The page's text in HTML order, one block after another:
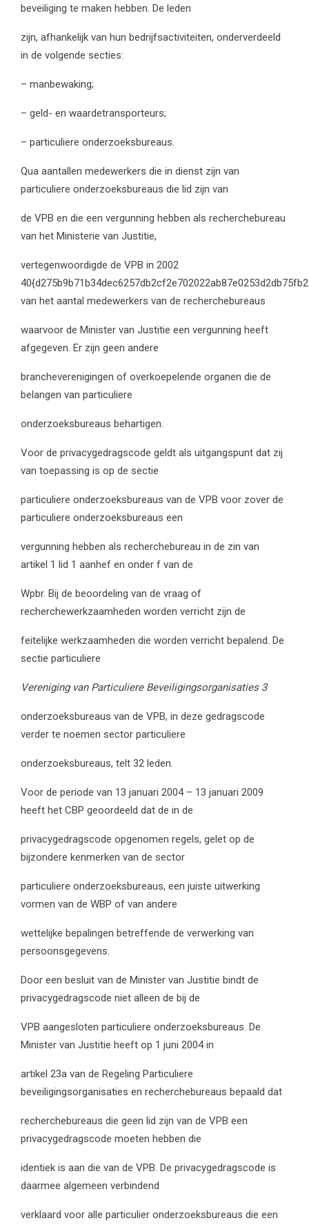
beveiliging te maken hebben. De leden
zijn, afhankelijk van hun bedrijfsactiviteiten, onderverdeeld
in de volgende secties:
– manbewaking;
– geld- en waardetransporteurs;
– particuliere onderzoeksbureaus.
Qua aantallen medewerkers die in dienst zijn van
particuliere onderzoeksbureaus die lid zijn van
de VPB en die een vergunning hebben als recherchebureau
van het Ministerie van Justitie,
vertegenwoordigde de VPB in 2002
van het aantal medewerkers van de recherchebureaus
waarvoor de Minister van Justitie een vergunning heeft
afgegeven. Er zijn geen andere
brancheverenigingen of overkoepelende organen die de
belangen van particuliere
onderzoeksbureaus behartigen.
Voor de privacygedragscode geldt als uitgangspunt dat zij
van toepassing is op de sectie
particuliere onderzoeksbureaus van de VPB voor zover de
particuliere onderzoeksbureaus een
vergunning hebben als recherchebureau in de zin van
artikel 1 lid 1 aanhef en onder f van de
Wpbr. Bij de beoordeling van de vraag of
recherchewerkzaamheden worden verricht zijn de
feitelijke werkzaamheden die worden verricht bepalend. De
sectie particuliere
Vereniging van Particuliere Beveiligingsorganisaties 3
onderzoeksbureaus van de VPB, in deze gedragscode
verder te noemen sector particuliere
onderzoeksbureaus, telt 32 leden.
Voor de periode van 13 januari 2004 – 13 januari 2009
heeft het CBP geoordeeld dat de in de
privacygedragscode opgenomen regels, gelet op de
bijzondere kenmerken van de sector
particuliere onderzoeksbureaus, een juiste uitwerking
vormen van de WBP of van andere
wettelijke bepalingen betreffende de verwerking van
persoonsgegevens.
Door een besluit van de Minister van Justitie bindt de
privacygedragscode niet alleen de bij de
VPB aangesloten particuliere onderzoeksbureaus. De
Minister van Justitie heeft op 1 juni 2004 in
artikel 23a van de Regeling Particuliere
beveiligingsorganisaties en recherchebureaus bepaald dat
recherchebureaus die geen lid zijn van de VPB een
privacygedragscode moeten hebben die
identiek is aan die van de VPB. De privacygedragscode is
daarmee algemeen verbindend
verklaard voor alle particulier onderzoeksbureaus die een